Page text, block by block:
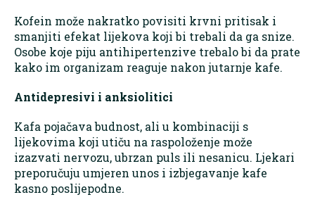
Kofein može nakratko povisiti krvni pritisak i
smanjiti efekat lijekova koji bi trebali da ga snize.
Osobe koje piju antihipertenzive trebalo bi da prate
kako im organizam reaguje nakon jutarnje kafe.
Antidepresivi i anksiolitici
Kafa pojačava budnost, ali u kombinaciji s
lijekovima koji utiču na raspoloženje može
izazvati nervozu, ubrzan puls ili nesanicu. Ljekari
preporučuju umjeren unos i izbjegavanje kafe
kasno poslijepodne.